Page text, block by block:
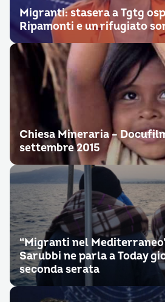
Migranti: stasera a Tgtg
Ripamonti e un rifugiato
Chiesa Mineraria –
settembre 2015
“Migranti nel
Sarubbi ne parla a Today
seconda serata